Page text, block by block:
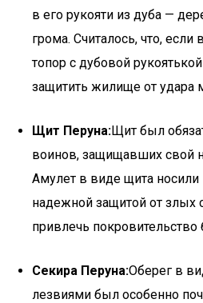
в его рукояти из дуба —
грома. Считалось, что,
топор с дубовой
защитить жилище от удара
Щит Перуна:Щит был
воинов, защищавших свой
Амулет в виде щита носили
надежной защитой от злых
привлечь покровительство
Секира Перуна:Оберег в
лезвиями был особенно